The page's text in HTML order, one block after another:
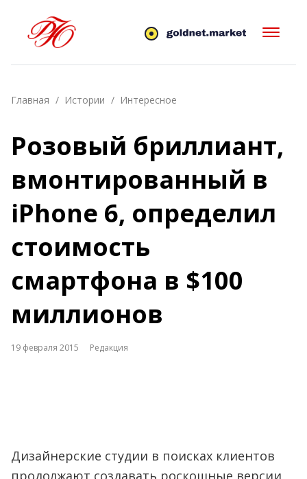
Главная Истории Интересное
Розовый бриллиант,
вмонтированный в
iPhone 6, определил
стоимость
смартфона в $100
миллионов
19 февраля 2015 Редакция
Дизайнерские студии в поисках клиентов
продолжают создавать роскошные версии